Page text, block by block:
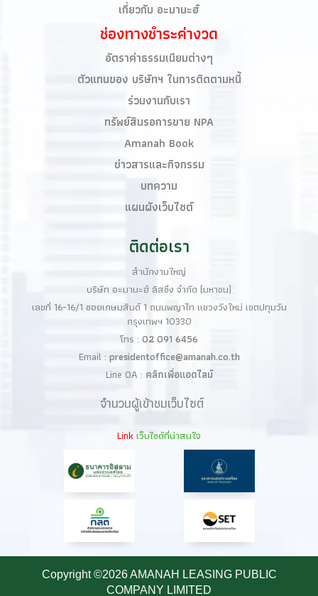
เกี่ยวกับ อะมานะฮ์
ช่องทางชำระค่างวด
อัตราค่าธรรมเนียมต่างๆ
ตัวแทนของ บริษัทฯ ในการติดตามหนี้
ร่วมงานกับเรา
ทรัพย์สินรอการขาย NPA
Amanah Book​
ข่าวสารและกิจกรรม
บทความ
แผนผังเว็บไซต์
ติดต่อเรา
สำนักงานใหญ่
บริษัท อะมานะฮ์ ลิสซิ่ง จำกัด (มหาชน)
เลขที่ 16-16/1 ซอยเกษมสันต์ 1 ถนนพญาไท แขวงวังใหม่ เขตปทุมวัน
กรุงเทพฯ 10330
โทร : 02 091 6456
Email : presidentoffice@amanah.co.th
Line OA : คลิกเพื่อแอดไลน์
จำนวนผู้เข้าชมเว็บไซต์
Linkเว็บไซต์ที่น่าสนใจ
Copyright ©2026 AMANAH LEASING PUBLIC
COMPANY LIMITED​